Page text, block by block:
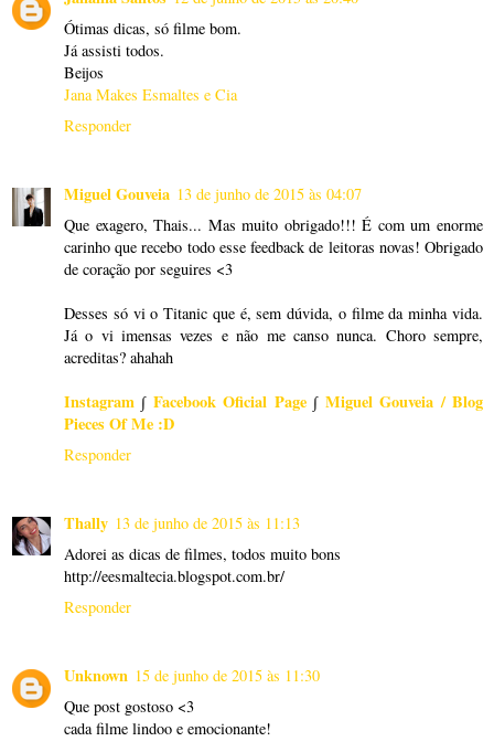
Ótimas dicas, só filme bom.
Já assisti todos.
Beijos
Jana Makes Esmaltes e Cia
Responder
Miguel Gouveia 13 de junho de 2015 às 04:07
Que exagero, Thais... Mas muito obrigado!!! É com um enorme
carinho que recebo todo esse feedback de leitoras novas! Obrigado
de coração por seguires <3
Desses só vi o Titanic que é, sem dúvida, o filme da minha vida.
Já o vi imensas vezes e não me canso nunca. Choro sempre,
acreditas? ahahah
Instagram ∫ Facebook Oficial Page∫ Miguel Gouveia / Blog
Pieces Of Me :D
Responder
Thally 13 de junho de 2015 às 11:13
Adorei as dicas de filmes, todos muito bons
http://eesmaltecia.blogspot.com.br/
Responder
Unknown 15 de junho de 2015 às 11:30
Que post gostoso <3
cada filme lindoo e emocionante!